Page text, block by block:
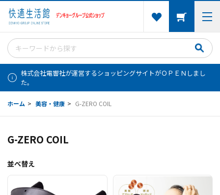
株式会社電響社が運営するショッピングサイトがＯＰＥＮしまし
た。
ホーム > 美容・健康 > G-ZERO COIL
G-ZERO COIL
並べ替え